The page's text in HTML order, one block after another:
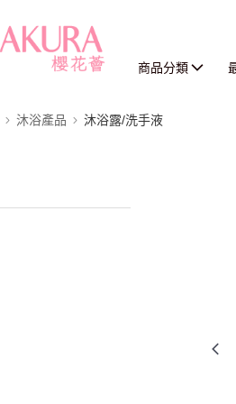
商品分類
沐浴產品 沐浴露/洗手液